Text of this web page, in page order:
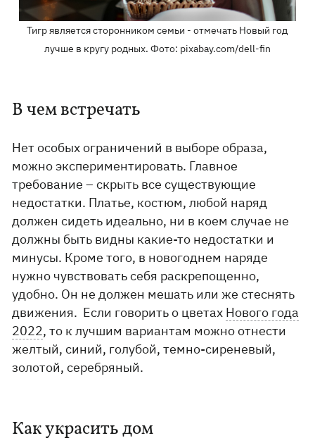
Тигр является сторонником семьи - отмечать Новый год
лучше в кругу родных. Фото: pixabay.com/dell-fin
В чем встречать
Нет особых ограничений в выборе образа,
можно экспериментировать. Главное
требование – скрыть все существующие
недостатки. Платье, костюм, любой наряд
должен сидеть идеально, ни в коем случае не
должны быть видны какие-то недостатки и
минусы. Кроме того, в новогоднем наряде
нужно чувствовать себя раскрепощенно,
удобно. Он не должен мешать или же стеснять
движения. Если говорить о цветах Нового года
2022, то к лучшим вариантам можно отнести
желтый, синий, голубой, темно-сиреневый,
золотой, серебряный.
Как украсить дом